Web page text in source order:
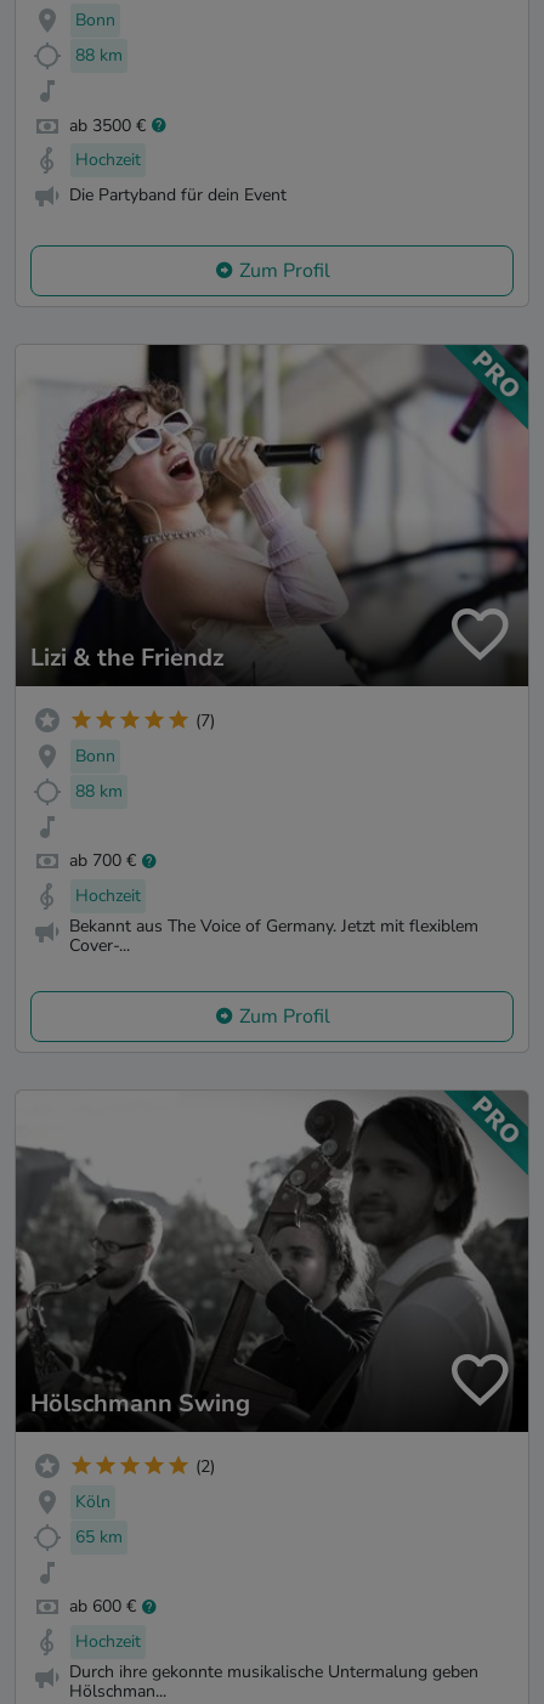
Bonn
88 km
ab 3500 €
Hochzeit
Die Partyband für dein Event
Zum Profil
Lizi & the Friendz
(7)
Bonn
88 km
ab 700 €
Hochzeit
Bekannt aus The Voice of Germany. Jetzt mit flexiblem
Cover-...
Zum Profil
Hölschmann Swing
(2)
Köln
65 km
ab 600 €
Hochzeit
Durch ihre gekonnte musikalische Untermalung geben
Hölschman...